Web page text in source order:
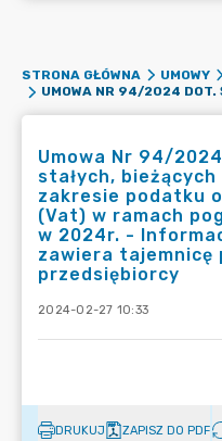
STRONA GŁÓWNA UMOWY
Umowa Nr 94/
stałych,
zakresie podatku
(Vat) w ramach
w 2024r. -
zawiera
przedsiębiorcy
2024-02-27 10:33
DRUKUJ ZAPISZ DO PDF